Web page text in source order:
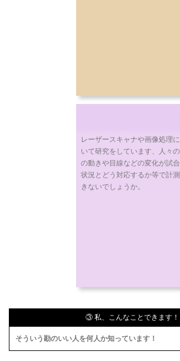
レーザースキャナや画像処理
いて研究をしています、人々
の動きや目線などの変化が試
状況とどう対応するか等で計
きないでしょうか。
③ 私、こんなことできます！
そういう勘のいい人を何人か知っています！